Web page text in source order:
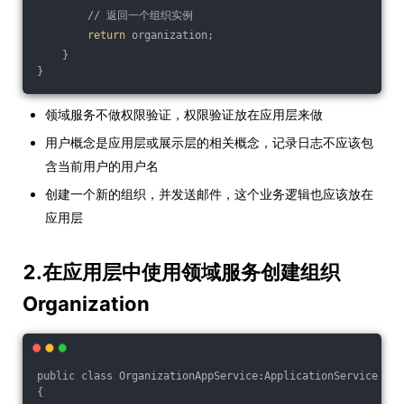
// 返回一个组织实例
return organization;
}
}
领域服务不做权限验证，权限验证放在应用层来做
用户概念是应用层或展示层的相关概念，记录日志不应该包
含当前用户的用户名
创建一个新的组织，并发送邮件，这个业务逻辑也应该放在
应用层
2.在应用层中使用领域服务创建组织
Organization
public class OrganizationAppService:ApplicationService
{